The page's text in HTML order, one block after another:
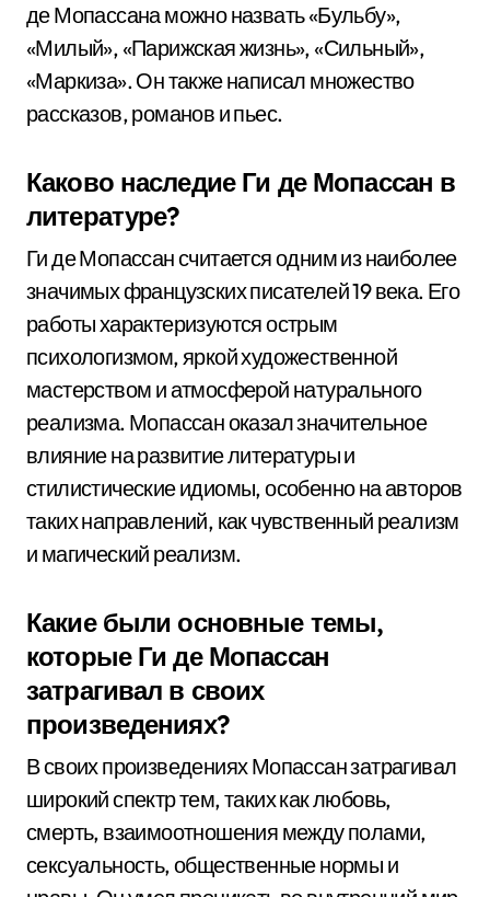
де Мопассана можно назвать «Бульбу»,
«Милый», «Парижская жизнь», «Сильный»,
«Маркиза». Он также написал множество
рассказов, романов и пьес.
Каково наследие Ги де Мопассан в
литературе?
Ги де Мопассан считается одним из наиболее
значимых французских писателей 19 века. Его
работы характеризуются острым
психологизмом, яркой художественной
мастерством и атмосферой натурального
реализма. Мопассан оказал значительное
влияние на развитие литературы и
стилистические идиомы, особенно на авторов
таких направлений, как чувственный реализм
и магический реализм.
Какие были основные темы,
которые Ги де Мопассан
затрагивал в своих
произведениях?
В своих произведениях Мопассан затрагивал
широкий спектр тем, таких как любовь,
смерть, взаимоотношения между полами,
сексуальность, общественные нормы и